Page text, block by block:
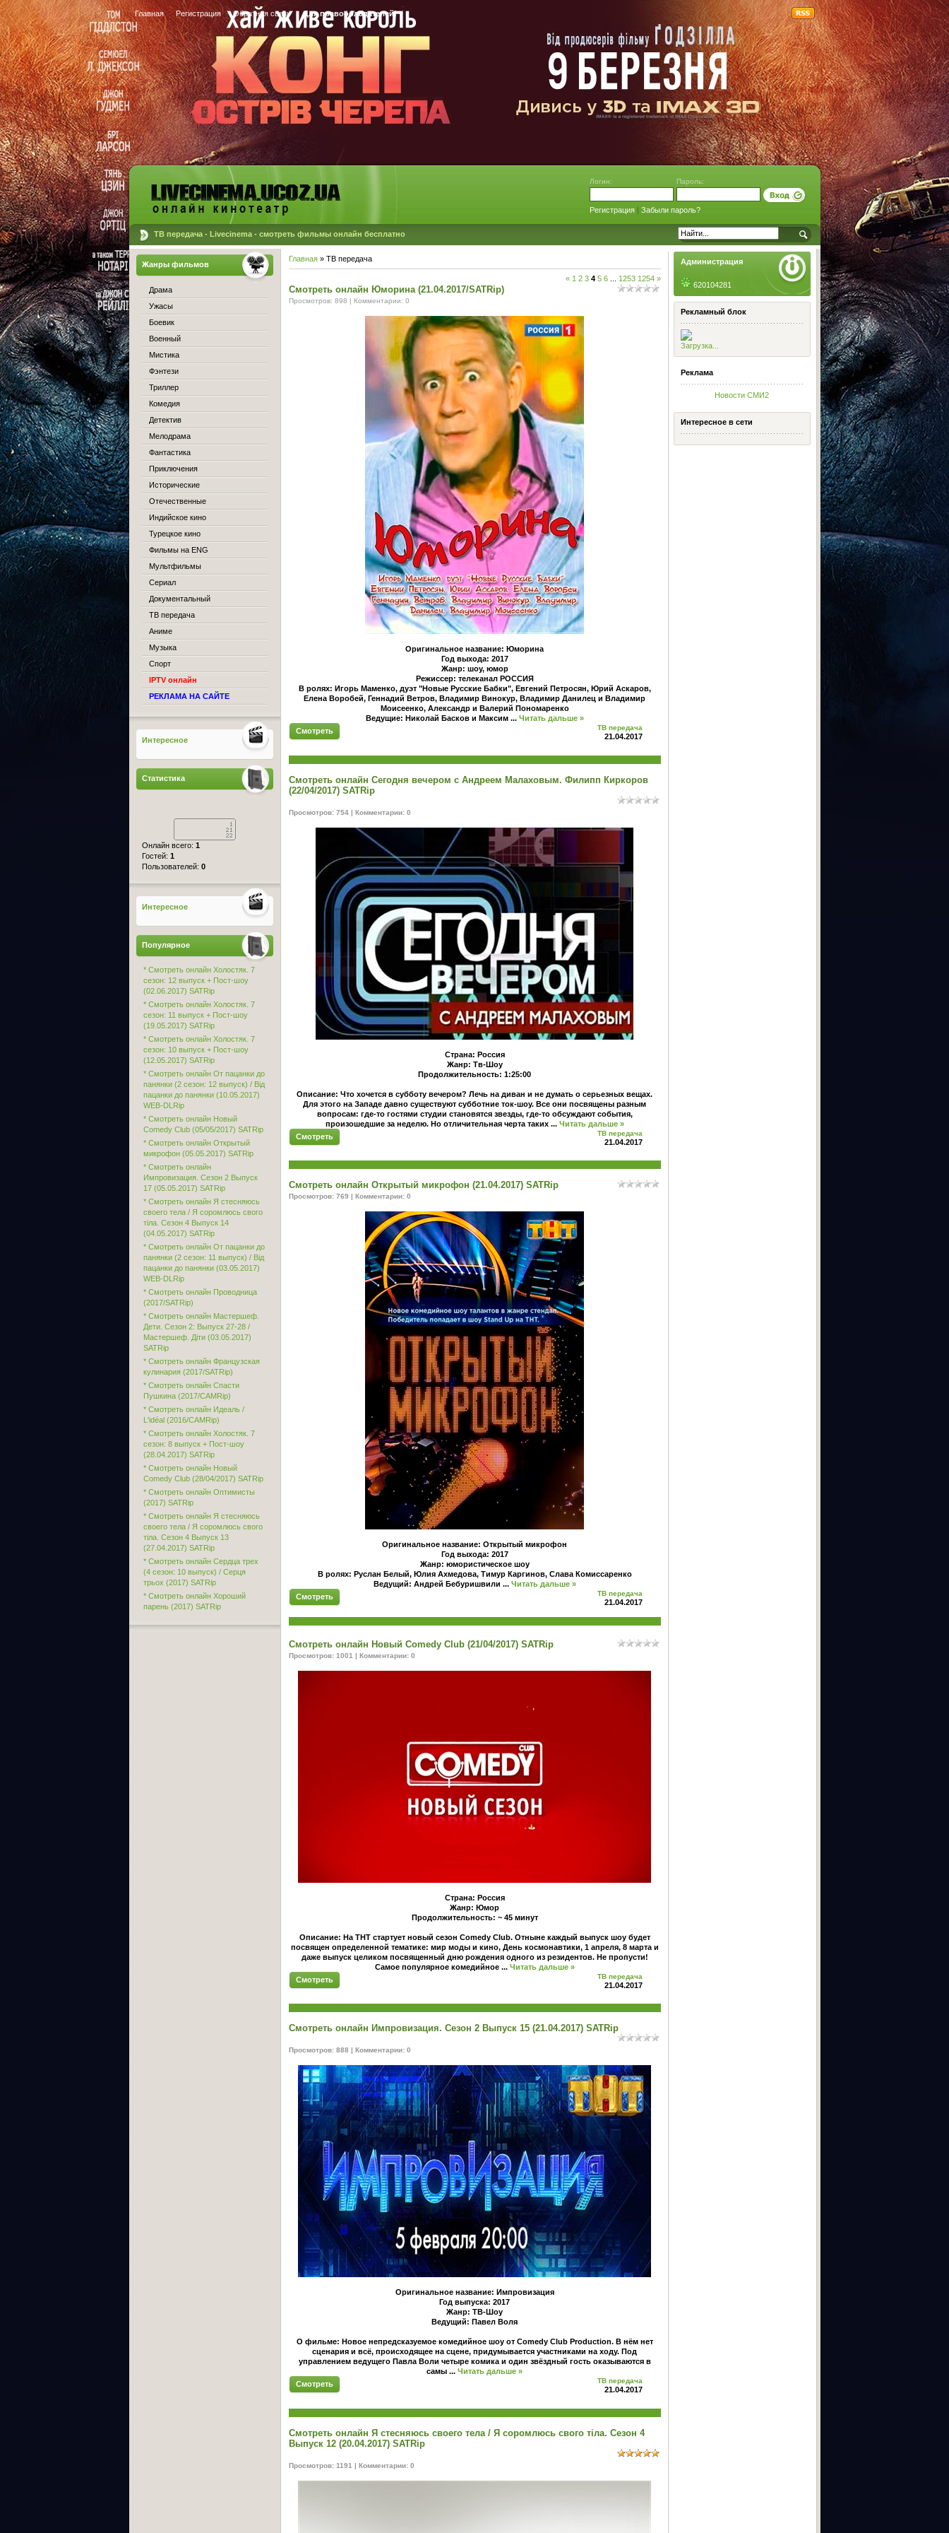
Главная Регистрация Обратная связь Для правообладателей!
Логин: Пароль:
Регистрация| Забыли пароль?
ТВ передача - Livecinema - смотреть фильмы онлайн бесплатно
Администрация
620104281
Рекламный блок
Загрузка...
Реклама
Новости СМИ2
Интересное в сети
Главная» ТВ передача
« 1 2 3 4 5 6 1253 1254 »
Смотреть онлайн Юморина (21.04.2017/SATRip)
Просмотров: 898 | Комментарии: 0
Оригинальное название: Юморина
Год выхода: 2017
Жанр: шоу, юмор
Режиссер: телеканал РОССИЯ
В ролях: Игорь Маменко, дуэт "Новые Русские Бабки", Евгений Петросян, Юрий Аскаров,
Елена Воробей, Геннадий Ветров, Владимир Винокур, Владимир Данилец и Владимир
Моисеенко, Александр и Валерий Пономаренко
Ведущие: Николай Басков и Максим ... Читать дальше »
ТВ передача
21.04.2017
Смотреть
Смотреть онлайн Сегодня вечером с Андреем Малаховым. Филипп Киркоров
(22/04/2017) SATRip
Просмотров: 754 | Комментарии: 0
Страна: Россия
Жанр: Тв-Шоу
Продолжительность: 1:25:00
Описание: Что хочется в субботу вечером? Лечь на диван и не думать о серьезных вещах.
Для этого на Западе давно существуют субботние ток-шоу. Все они посвящены разным
вопросам: где-то гостями студии становятся звезды, где-то обсуждают события,
произошедшие за неделю. Но отличительная черта таких ... Читать дальше »
ТВ передача
21.04.2017
Смотреть
Смотреть онлайн Открытый микрофон (21.04.2017) SATRip
Просмотров: 769 | Комментарии: 0
Оригинальное название: Открытый микрофон
Год выхода: 2017
Жанр: юмористическое шоу
В ролях: Руслан Белый, Юлия Ахмедова, Тимур Каргинов, Слава Комиссаренко
Ведущий: Андрей Бебуришвили ... Читать дальше »
ТВ передача
21.04.2017
Смотреть
Смотреть онлайн Новый Comedy Club (21/04/2017) SATRip
Просмотров: 1001 | Комментарии: 0
Страна: Россия
Жанр: Юмор
Продолжительность: ~ 45 минут
Описание: На ТНТ стартует новый сезон Comedy Club. Отныне каждый выпуск шоу будет
посвящен определенной тематике: мир моды и кино, День космонавтики, 1 апреля, 8 марта и
даже выпуск целиком посвященный дню рождения одного из резидентов. Не пропусти!
Самое популярное комедийное ... Читать дальше »
ТВ передача
21.04.2017
Смотреть
Смотреть онлайн Импровизация. Сезон 2 Выпуск 15 (21.04.2017) SATRip
Просмотров: 888 | Комментарии: 0
Оригинальное название: Импровизация
Год выпуска: 2017
Жанр: ТВ-Шоу
Ведущий: Павел Воля
О фильме: Новое непредсказуемое комедийное шоу от Comedy Club Production. В нём нет
сценария и всё, происходящее на сцене, придумывается участниками на ходу. Под
управлением ведущего Павла Воли четыре комика и один звёздный гость оказываются в
самы ... Читать дальше »
ТВ передача
21.04.2017
Смотреть
Смотреть онлайн Я стесняюсь своего тела / Я соромлюсь свого тіла. Сезон 4
Выпуск 12 (20.04.2017) SATRip
Просмотров: 1191 | Комментарии: 0
Жанры фильмов
Драма
Ужасы
Боевик
Военный
Мистика
Фэнтези
Триллер
Комедия
Детектив
Мелодрама
Фантастика
Приключения
Исторические
Отечественные
Индийское кино
Турецкое кино
Фильмы на ENG
Мультфильмы
Сериал
Документальный
ТВ передача
Аниме
Музыка
Спорт
IPTV онлайн
РЕКЛАМА НА САЙТЕ
Интересное
Статистика
Онлайн всего: 1
Гостей: 1
Пользователей: 0
Интересное
Популярное
* Смотреть онлайн Холостяк. 7
сезон: 12 выпуск + Пост-шоу
(02.06.2017) SATRip
* Смотреть онлайн Холостяк. 7
сезон: 11 выпуск + Пост-шоу
(19.05.2017) SATRip
* Смотреть онлайн Холостяк. 7
сезон: 10 выпуск + Пост-шоу
(12.05.2017) SATRip
* Смотреть онлайн От пацанки до
панянки (2 сезон: 12 выпуск) / Від
пацанки до панянки (10.05.2017)
WEB-DLRip
* Смотреть онлайн Новый
Comedy Club (05/05/2017) SATRip
* Смотреть онлайн Открытый
микрофон (05.05.2017) SATRip
* Смотреть онлайн
Импровизация. Сезон 2 Выпуск
17 (05.05.2017) SATRip
* Смотреть онлайн Я стесняюсь
своего тела / Я соромлюсь свого
тіла. Сезон 4 Выпуск 14
(04.05.2017) SATRip
* Смотреть онлайн От пацанки до
панянки (2 сезон: 11 выпуск) / Від
пацанки до панянки (03.05.2017)
WEB-DLRip
* Смотреть онлайн Проводница
(2017/SATRip)
* Смотреть онлайн Мастершеф.
Дети. Сезон 2: Выпуск 27-28 /
Мастершеф. Діти (03.05.2017)
SATRip
* Смотреть онлайн Французская
кулинария (2017/SATRip)
* Смотреть онлайн Спасти
Пушкина (2017/CAMRip)
* Смотреть онлайн Идеаль /
L'idéal (2016/CAMRip)
* Смотреть онлайн Холостяк. 7
сезон: 8 выпуск + Пост-шоу
(28.04.2017) SATRip
* Смотреть онлайн Новый
Comedy Club (28/04/2017) SATRip
* Смотреть онлайн Оптимисты
(2017) SATRip
* Смотреть онлайн Я стесняюсь
своего тела / Я соромлюсь свого
тіла. Сезон 4 Выпуск 13
(27.04.2017) SATRip
* Смотреть онлайн Сердца трех
(4 сезон: 10 выпуск) / Серця
трьох (2017) SATRip
* Смотреть онлайн Хороший
парень (2017) SATRip